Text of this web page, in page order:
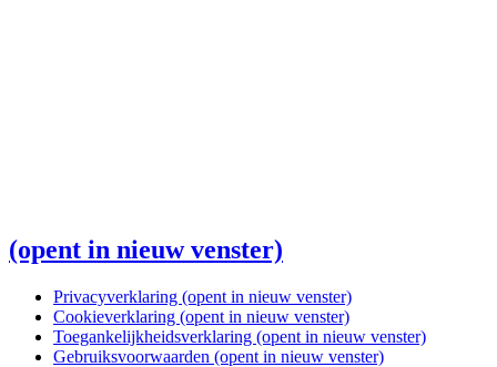
(opent in nieuw venster)
Privacyverklaring (opent in nieuw venster)
Cookieverklaring (opent in nieuw venster)
Toegankelijkheidsverklaring (opent in nieuw venster)
Gebruiksvoorwaarden (opent in nieuw venster)